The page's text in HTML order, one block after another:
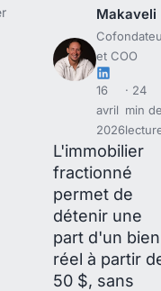
Makaveli
et COO
16
avril
2026
24
min
L'immobilier
fractionné
permet de
détenir une
part d'un bien
réel à partir
50 $, sans